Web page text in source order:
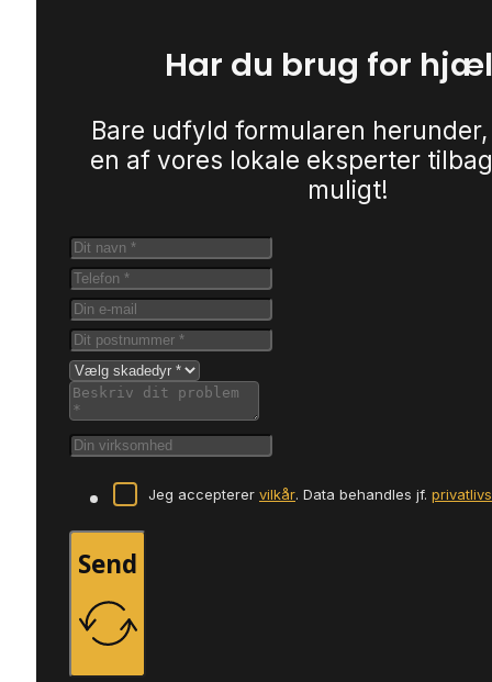
Har du brug for
Bare udfyld formularen
en af vores lokale eksperter
muligt!
Jeg accepterer vilkår. Data behandles jf.
Send